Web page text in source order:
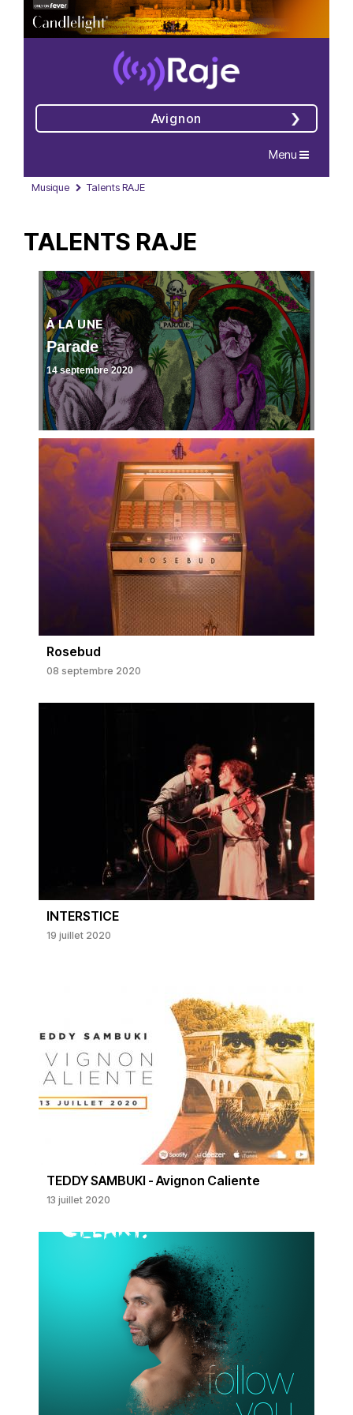
Avignon
Navigation
Menu
Musique Talents RAJE
TALENTS RAJE
À LA UNE
Parade
14 septembre 2020
Rosebud
08 septembre 2020
INTERSTICE
19 juillet 2020
TEDDY SAMBUKI - Avignon Caliente
13 juillet 2020